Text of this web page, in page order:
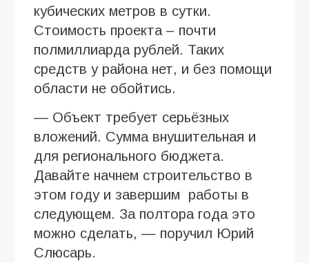
кубических метров в сутки.
Стоимость проекта – почти
полмиллиарда рублей. Таких
средств у района нет, и без помощи
области не обойтись.
— Объект требует серьёзных
вложений. Сумма внушительная и
для регионального бюджета.
Давайте начнем строительство в
этом году и завершим работы в
следующем. За полтора года это
можно сделать, — поручил Юрий
Слюсарь.